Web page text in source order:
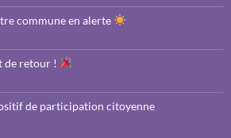
commune en alerte
de retour !
de participation citoyenne